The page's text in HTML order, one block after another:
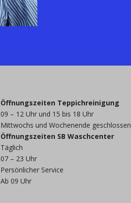
Öffnungszeiten Teppichreinigung
09 – 12 Uhr und 15 bis 18 Uhr
Mittwochs und Wochenende geschlossen
Öffnungszeiten SB Waschcenter
Täglich
07 – 23 Uhr
Persönlicher Service
Ab 09 Uhr